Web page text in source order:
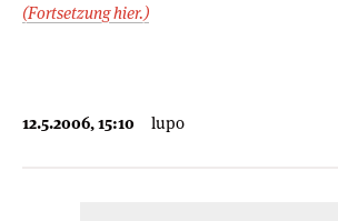
(Fortsetzung hier.)
12.5.2006, 15:10 lupo